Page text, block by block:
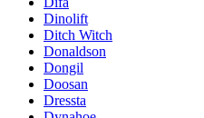
Dinolift
Ditch Witch
Donaldson
Dongil
Doosan
Dressta